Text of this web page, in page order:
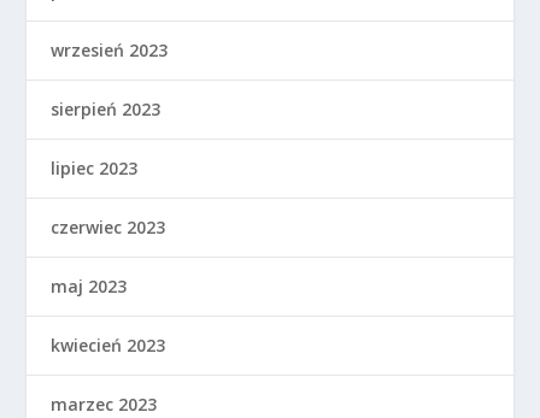
wrzesień 2023
sierpień 2023
lipiec 2023
czerwiec 2023
maj 2023
kwiecień 2023
marzec 2023